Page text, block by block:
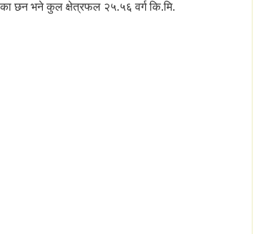
छन भने कुल क्षेत्रफल २५.५६ वर्ग कि.मि.